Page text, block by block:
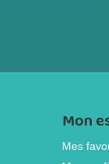
Mon
Mes